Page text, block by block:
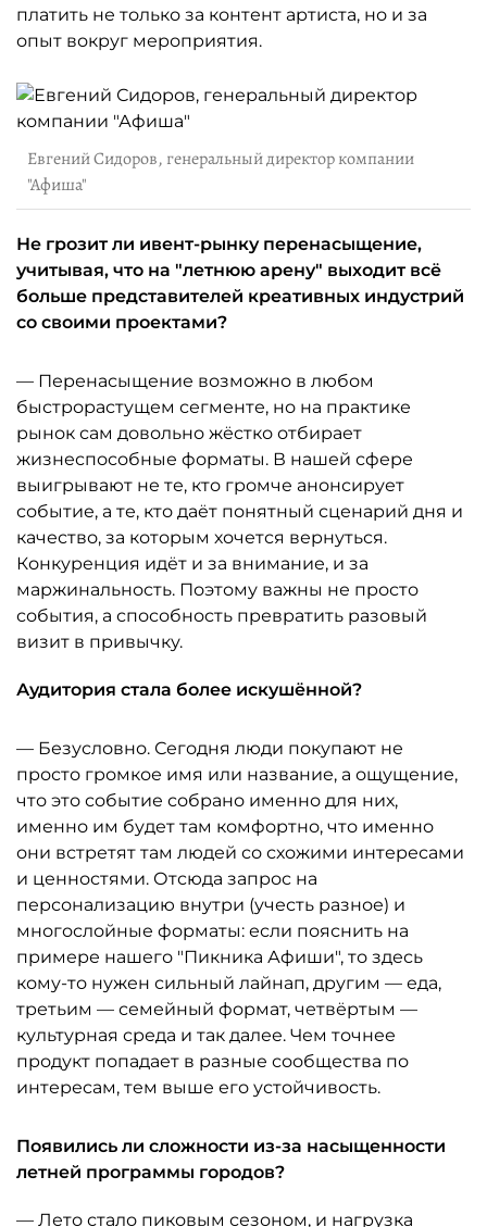
платить не только за контент артиста, но и за
опыт вокруг мероприятия.
Евгений Сидоров, генеральный директор компании
"Афиша"
Не грозит ли ивент-рынку перенасыщение,
учитывая, что на "летнюю арену" выходит всё
больше представителей креативных индустрий
со своими проектами?
— Перенасыщение возможно в любом
быстрорастущем сегменте, но на практике
рынок сам довольно жёстко отбирает
жизнеспособные форматы. В нашей сфере
выигрывают не те, кто громче анонсирует
событие, а те, кто даёт понятный сценарий дня и
качество, за которым хочется вернуться.
Конкуренция идёт и за внимание, и за
маржинальность. Поэтому важны не просто
события, а способность превратить разовый
визит в привычку.
Аудитория стала более искушённой?
— Безусловно. Сегодня люди покупают не
просто громкое имя или название, а ощущение,
что это событие собрано именно для них,
именно им будет там комфортно, что именно
они встретят там людей со схожими интересами
и ценностями. Отсюда запрос на
персонализацию внутри (учесть разное) и
многослойные форматы: если пояснить на
примере нашего "Пикника Афиши", то здесь
кому-то нужен сильный лайнап, другим — еда,
третьим — семейный формат, четвёртым —
культурная среда и так далее. Чем точнее
продукт попадает в разные сообщества по
интересам, тем выше его устойчивость.
Появились ли сложности из-за насыщенности
летней программы городов?
— Лето стало пиковым сезоном, и нагрузка